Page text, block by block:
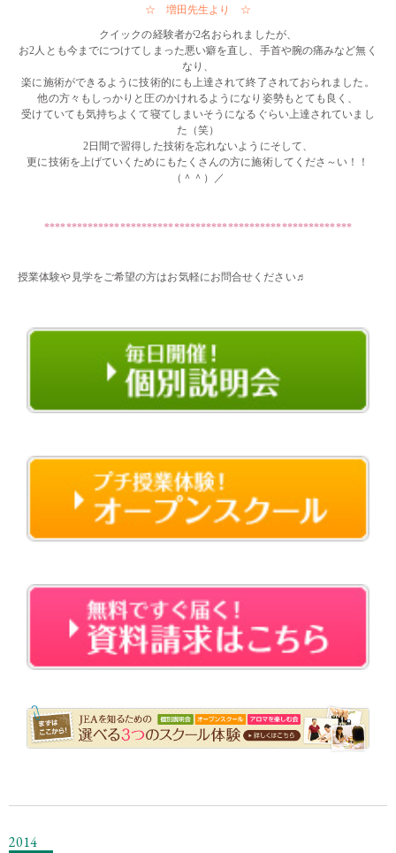
☆ 増田先生より ☆
クイックの経験者が2名おられましたが、
お2人とも今までにつけてしまった悪い癖を直し、手首や腕の痛みなど無く
なり、
楽に施術ができるように技術的にも上達されて終了されておられました。
他の方々もしっかりと圧のかけれるようになり姿勢もとても良く、
受けていても気持ちよくて寝てしまいそうになるぐらい上達されていまし
た（笑）
2日間で習得した技術を忘れないようにそして、
更に技術を上げていくためにもたくさんの方に施術してくださ～い！！
（＾＾）／
*********************************************************
授業体験や見学をご希望の方はお気軽にお問合せください♬
2014